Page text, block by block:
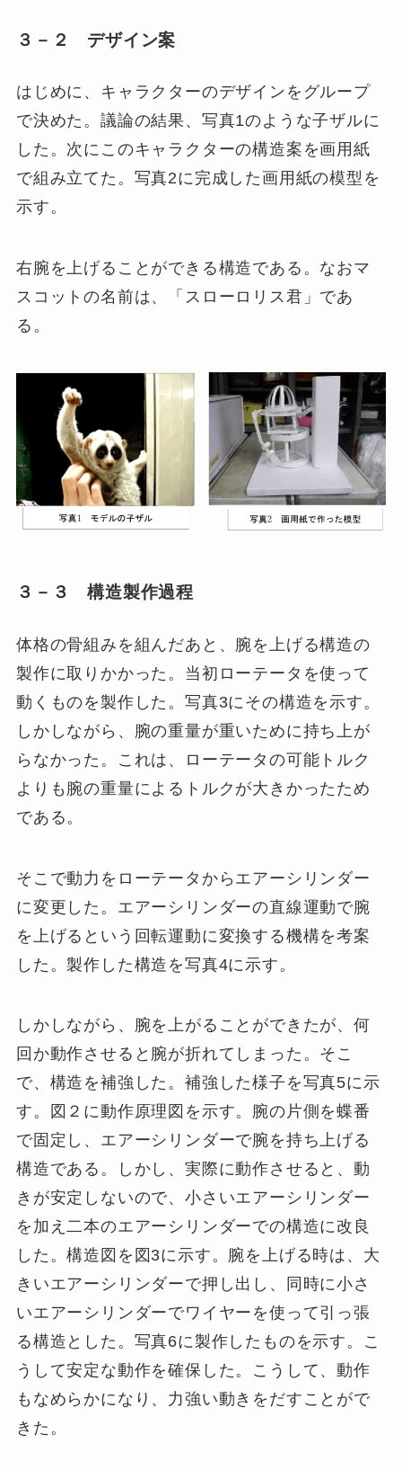
３－２ デザイン案
はじめに、キャラクターのデザインをグループ
で決めた。議論の結果、写真1のような子ザルに
した。次にこのキャラクターの構造案を画用紙
で組み立てた。写真2に完成した画用紙の模型を
示す。
右腕を上げることができる構造である。なおマ
スコットの名前は、「スローロリス君」であ
る。
３－３ 構造製作過程
体格の骨組みを組んだあと、腕を上げる構造の
製作に取りかかった。当初ローテータを使って
動くものを製作した。写真3にその構造を示す。
しかしながら、腕の重量が重いために持ち上が
らなかった。これは、ローテータの可能トルク
よりも腕の重量によるトルクが大きかったため
である。
そこで動力をローテータからエアーシリンダー
に変更した。エアーシリンダーの直線運動で腕
を上げるという回転運動に変換する機構を考案
した。製作した構造を写真4に示す。
しかしながら、腕を上がることができたが、何
回か動作させると腕が折れてしまった。そこ
で、構造を補強した。補強した様子を写真5に示
す。図２に動作原理図を示す。腕の片側を蝶番
で固定し、エアーシリンダーで腕を持ち上げる
構造である。しかし、実際に動作させると、動
きが安定しないので、小さいエアーシリンダー
を加え二本のエアーシリンダーでの構造に改良
した。構造図を図3に示す。腕を上げる時は、大
きいエアーシリンダーで押し出し、同時に小さ
いエアーシリンダーでワイヤーを使って引っ張
る構造とした。写真6に製作したものを示す。こ
うして安定な動作を確保した。こうして、動作
もなめらかになり、力強い動きをだすことがで
きた。